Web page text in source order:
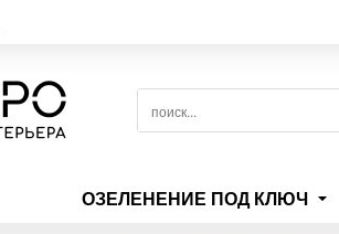
поиск...
ОЗЕЛЕНЕНИЕ ПОД КЛЮЧ